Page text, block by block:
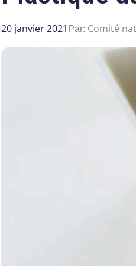
20 janvier 2021 Par: Comité